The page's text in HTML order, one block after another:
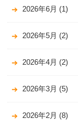
2026年6月 (1)
2026年5月 (2)
2026年4月 (2)
2026年3月 (5)
2026年2月 (8)